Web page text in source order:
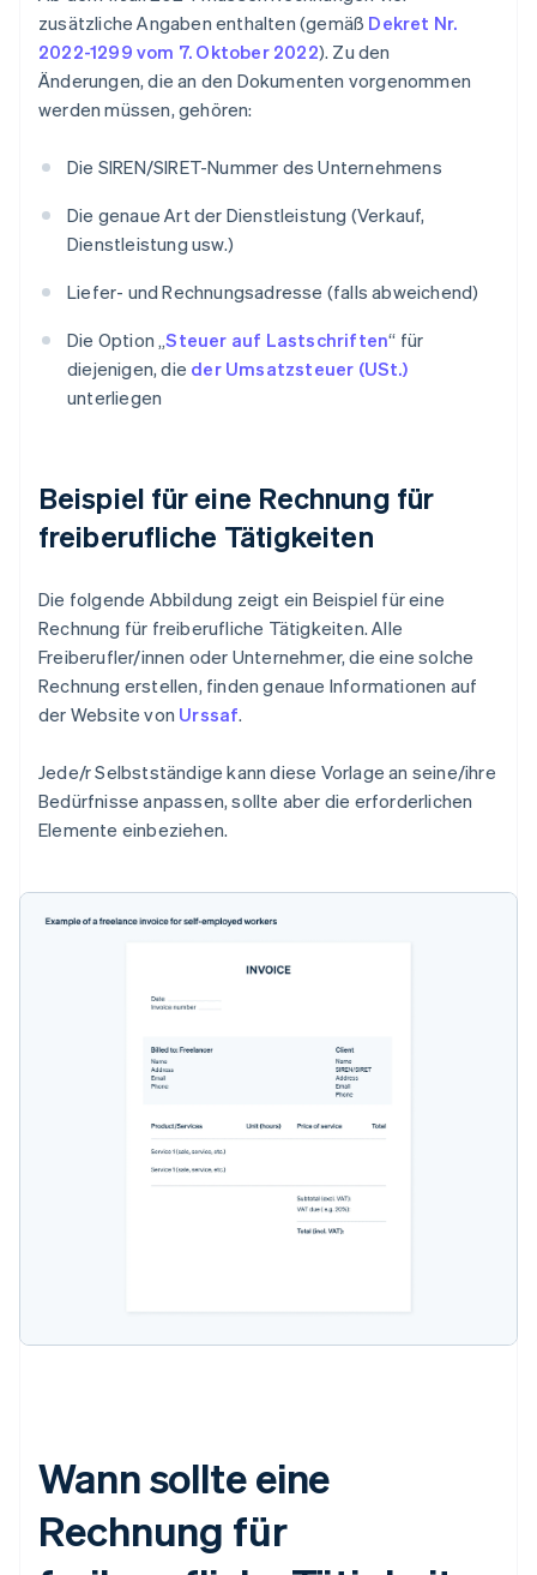
zusätzliche Angaben enthalten (gemäß Dekret Nr.
2022-1299 vom 7. Oktober 2022). Zu den
Änderungen, die an den Dokumenten vorgenommen
werden müssen, gehören:
Die SIREN/SIRET-Nummer des Unternehmens
Die genaue Art der Dienstleistung (Verkauf,
Dienstleistung usw.)
Liefer- und Rechnungsadresse (falls abweichend)
Die Option „Steuer auf Lastschriften“ für
diejenigen, die der Umsatzsteuer (USt.)
unterliegen
Beispiel für eine Rechnung für
freiberufliche Tätigkeiten
Die folgende Abbildung zeigt ein Beispiel für eine
Rechnung für freiberufliche Tätigkeiten. Alle
Freiberufler/innen oder Unternehmer, die eine solche
Rechnung erstellen, finden genaue Informationen auf
der Website von Urssaf.
Jede/r Selbstständige kann diese Vorlage an seine/ihre
Bedürfnisse anpassen, sollte aber die erforderlichen
Elemente einbeziehen.
Wann sollte eine
Rechnung für